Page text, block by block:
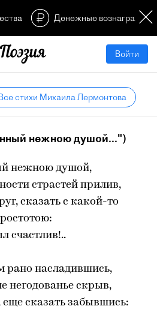
Денежные
Войти
стихи Михаила Лермонтова
нежною душой...")
нежною душой,
страстей прилив,
сказать с какой-то
счастлив!..
рано насладившись,
негодованье скрыв,
еще сказать забывшись: